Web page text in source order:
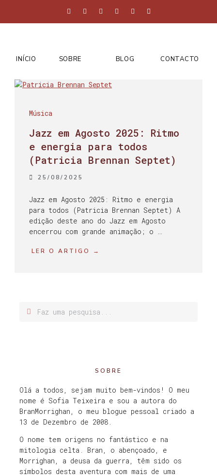
INÍCIO SOBRE BLOG CONTACTO
Música
Jazz em Agosto 2025: Ritmo
e energia para todos
(Patricia Brennan Septet)
25/08/2025
Jazz em Agosto 2025: Ritmo e energia
para todos (Patricia Brennan Septet) A
edição deste ano do Jazz em Agosto
encerrou com grande animação; o …
LER O ARTIGO →
SOBRE
Olá a todos, sejam muito bem-vindos! O meu
nome é Sofia Teixeira e sou a autora do
BranMorrighan, o meu blogue pessoal criado a
13 de Dezembro de 2008.
O nome tem origens no fantástico e na
mitologia celta. Bran, o abençoado, e
Morrighan, a deusa da guerra, têm sido os
símbolos desta aventura com mais de uma